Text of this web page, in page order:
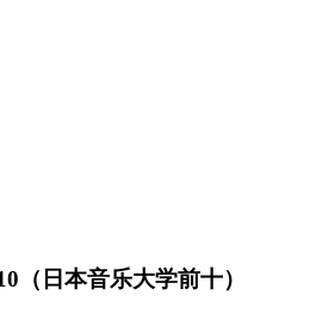
（日本音乐大学前十）